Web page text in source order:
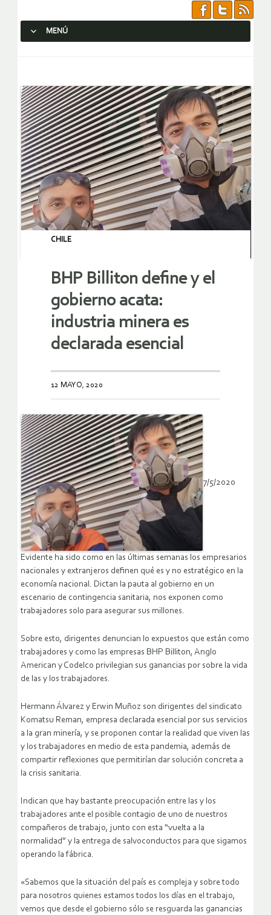
MENÚ
CHILE
BHP Billiton define y el
gobierno acata:
industria minera es
declarada esencial
12 MAYO, 2020
7/5/2020
Evidente ha sido como en las últimas semanas los empresarios
nacionales y extranjeros definen qué es y no estratégico en la
economía nacional. Dictan la pauta al gobierno en un
escenario de contingencia sanitaria, nos exponen como
trabajadores solo para asegurar sus millones.
Sobre esto, dirigentes denuncian lo expuestos que están como
trabajadores y como las empresas BHP Billiton, Anglo
American y Codelco privilegian sus ganancias por sobre la vida
de las y los trabajadores.
Hermann Álvarez y Erwin Muñoz son dirigentes del sindicato
Komatsu Reman, empresa declarada esencial por sus servicios
a la gran minería, y se proponen contar la realidad que viven las
y los trabajadores en medio de esta pandemia, además de
compartir reflexiones que permitirían dar solución concreta a
la crisis sanitaria.
Indican que hay bastante preocupación entre las y los
trabajadores ante el posible contagio de uno de nuestros
compañeros de trabajo, junto con esta “vuelta a la
normalidad” y la entrega de salvoconductos para que sigamos
operando la fábrica.
«Sabemos que la situación del país es compleja y sobre todo
para nosotros quienes estamos todos los días en el trabajo,
vemos que desde el gobierno sólo se resguarda las ganancias